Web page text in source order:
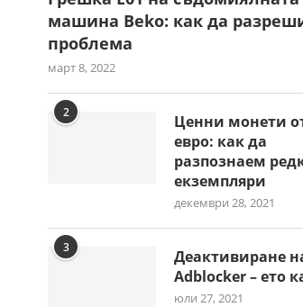
машина Beko: как да
проблема
март 8, 2022
2
Ценни монети
евро: как да
разпознаем
екземпляри
декември 28, 2021
3
Деактивиране
Adblocker – ето
юли 27, 2021